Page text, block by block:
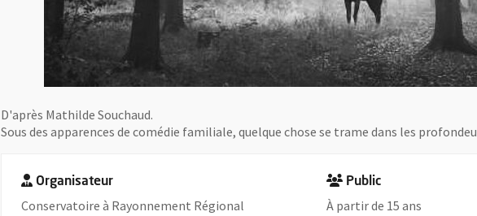
D'après Mathilde Souchaud.
Sous des apparences de comédie familiale, quelque chose se trame dans les
Organisateur
Conservatoire à Rayonnement Régional
Public
À partir de 15 ans